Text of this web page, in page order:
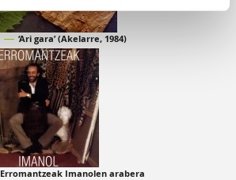
‘Ari gara’ (Akelarre, 1984)
Erromantzeak Imanolen arabera